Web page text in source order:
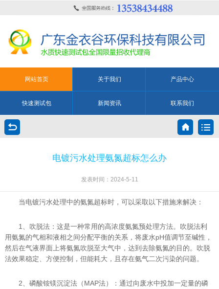
网站首页 关于我们 产品中心
快速测试包 新闻资讯 联系我们
电镀污水处理氨氮超标怎么办
发表时间：2024-5-11
当电镀污水处理中的氨氮超标时，可以采取以下措施来解决：
1、吹脱法：这是一种常用的高浓度氨氮预处理方法。吹脱法利
用氨氮的气相和液相之间分配平衡的关系，将废水pH值调节至碱性，
然后在气液界面上将氨氮吹脱至大气中，达到去除氨氮的目的。吹脱
法效果稳定、方便控制，但能耗大，且存在氨气二次污染的问题。
2、磷酸铵镁沉淀法（MAP法）：通过向废水中投加一定量的磷